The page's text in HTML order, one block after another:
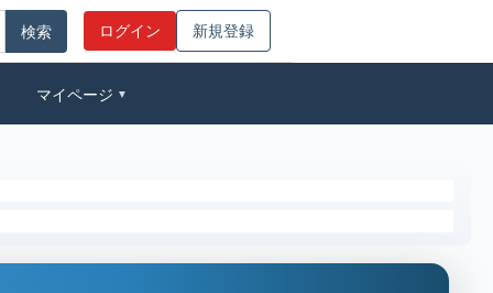
ログイン 新規登録
マイページ ▼